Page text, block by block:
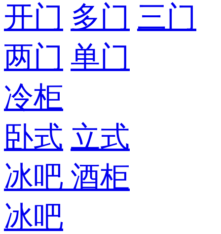
开门 多门 三门
两门 单门
冷柜
卧式 立式
冰吧 酒柜
冰吧